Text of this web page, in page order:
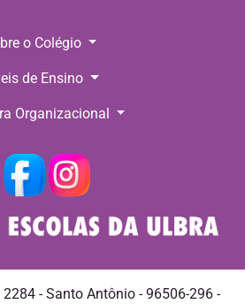
o Colégio
de Ensino
Organizacional
- Santo Antônio - 96506-296 -